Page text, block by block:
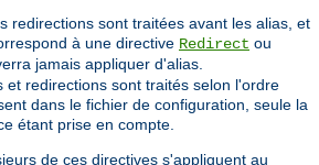
redirections sont traitées avant les alias, et
à une directive Redirect ou
jamais appliquer d'alias.
et redirections sont traités selon l'ordre
dans le fichier de configuration, seule la
étant prise en compte.
de ces directives s'appliquent au